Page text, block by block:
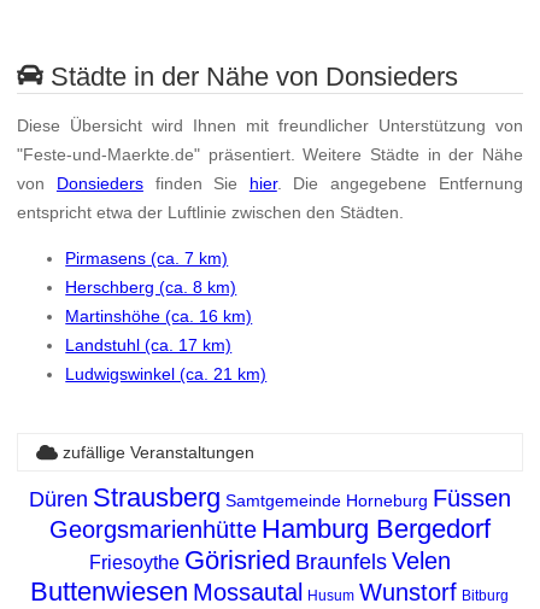
Städte in der Nähe von Donsieders
Diese Übersicht wird Ihnen mit freundlicher Unterstützung von
"Feste-und-Maerkte.de" präsentiert. Weitere Städte in der Nähe
von Donsiedersfinden Sie hier. Die angegebene Entfernung
entspricht etwa der Luftlinie zwischen den Städten.
Pirmasens (ca. 7 km)
Herschberg (ca. 8 km)
Martinshöhe (ca. 16 km)
Landstuhl (ca. 17 km)
Ludwigswinkel (ca. 21 km)
zufällige Veranstaltungen
Düren Strausberg Samtgemeinde Horneburg Füssen
Georgsmarienhütte Hamburg Bergedorf
Friesoythe Görisried Braunfels Velen
Buttenwiesen Mossautal Husum Wunstorf Bitburg